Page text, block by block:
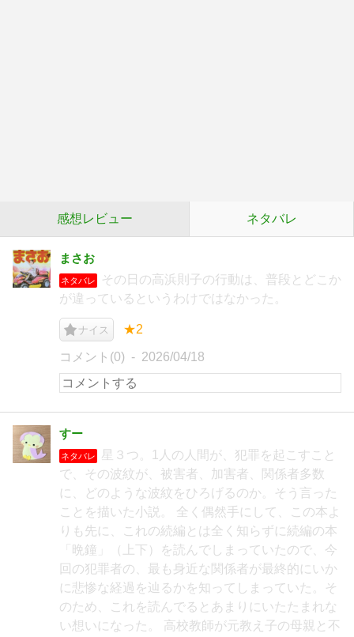
感想レビュー ネタバレ
まさお
ネタバレ
その日の高浜則子の行動は、普段とどこか
が違っているというわけではなかった。
ナイス ★2
コメント(0) 2026/04/18
すー
ネタバレ
星３つ。1人の人間が、犯罪を起こすこと
で、その波紋が、被害者、加害者、関係者多数
に、どのような波紋をひろげるのか。そう言った
ことを描いた小説。 全く偶然手にして、この本よ
りも先に、これの続編とは全く知らずに続編の本
「晩鐘」（上下）を読んでしまっていたので、今
回の犯罪者の、最も身近な関係者が最終的にいか
に悲惨な経過を辿るかを知ってしまっていた。そ
のため、これを読んでるとあまりにいたたまれな
い想いになった。 高校教師が元教え子の母親と不